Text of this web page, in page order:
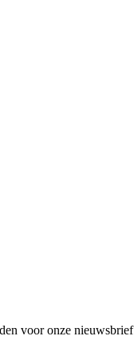
voor onze nieuwsbrief